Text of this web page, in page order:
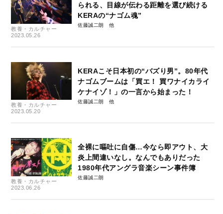
教養・カルチャー
2023.05.26
られる、目線が伝わる距離を選び続ける
KERAの“ナゴム魂”
佐藤誠二朗
教養・カルチャー
2023.05.20
KERAこそ日本初の“バズり男”。80年代
ナゴムブームは「買エ！ 買ワナイカライ
ケナイゾ！」の一言から始まった！
佐藤誠二朗
教養・カルチャー
2023.06.26
全裸に嘔吐に自傷…今なら即アウト、大
炎上間違いなし。なんでもありだった
1980年代アングラ音楽シーン事件簿
佐藤誠二朗